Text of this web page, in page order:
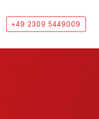
+49 2309 5449009